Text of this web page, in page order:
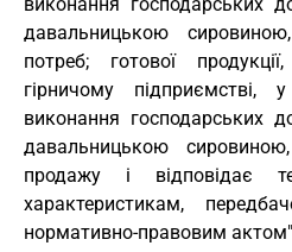
давальницькою
потреб; готової
гірничому
виконання господарських
давальницькою
продажу і відповідає
характеристикам,
нормативно-правовим